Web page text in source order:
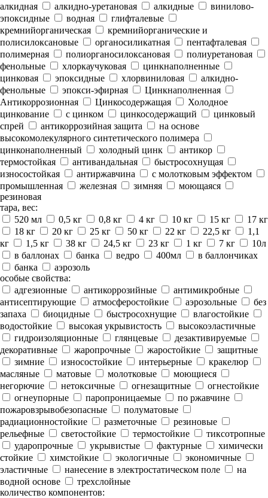
алкидная
алкидно-уретановая алкидные
винилово-
эпоксидные
водная
глифталевые
кремнийорганическая
кремнийорганические и
полисилоксановые
органосиликатная
пентафталевая
полимерная
полиорганосилоксановая
полиуретановая
фенольные
хлоркаучуковая
цинкнаполненные
цинковая
эпоксидные хлорвиниловая
алкидно-
фенольные
эпокси-эфирная
Цинкнаполненная
Антикоррозионная
Цинкосодержащая
Холодное
цинкование
с цинком цинкосодержащий
цинковый
спрей
антикоррозийная защита
на основе
высокомолекулярного синтетического полимера
цинконаполненный
холодный цинк
антикор
термостойкая
антивандальная
быстросохнущая
износостойкая
антиржавчина
с молотковым эффектом
промышленная
железная зимняя
моющаяся
резиновая
тара, вес:
520 мл
0,5 кг 0,8 кг 4 кг 10 кг 15 кг
17 кг
18 кг
20 кг 25 кг 50 кг 22 кг 22,5 кг
1,1
кг
1,5 кг 38 кг 24,5 кг 23 кг 1 кг 7 кг
10л
в баллонах
банка ведро 400мл
в баллончиках
банка
аэрозоль
особые свойства:
адгезионные
антикоррозийные
антимикробные
антисептирующие
атмосферостойкие аэрозольные
без
запаха
биоцидные быстросохнущие
влагостойкие
водостойкие
высокая укрывистость
высокоэластичные
гидроизоляционные
глянцевые
дезактивируемые
декоративные
жаропрочные жаростойкие
защитные
зимние
износостойкие интерьерные
кракелюр
масляные
матовые молотковые
моющиеся
негорючие
нетоксичные огнезащитные
огнестойкие
огнеупорные
паропроницаемые
по ржавчине
пожаровзрывобезопасные
полуматовые
радиационностойкие
разметочные
резиновые
рельефные
светостойкие термостойкие
тиксотропные
ударопрочные
укрывистые фактурные
химически
стойкие
химстойкие экологичные
экономичные
эластичные
нанесение в электростатическом поле
на
водной основе
трехслойные
количество компонентов: